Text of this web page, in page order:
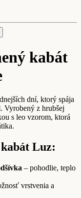
kabát
dní, ktorý spája
Vyrobený z hrubšej
s leo vzorom, ktorá
Luz:
– pohodlie, teplo
vrstvenia a